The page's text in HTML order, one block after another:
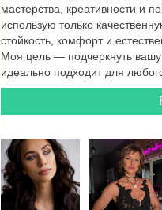
мастерства, креативности и
использую только
стойкость, комфорт и
Моя цель — подчеркнуть вашу
идеально подходит для